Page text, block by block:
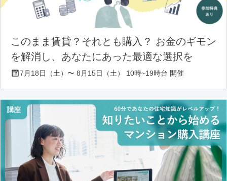
このまま賃貸？それとも購入？ お金のギモン
を解消し、あなたにあった最適な選択を
7月18日（土）〜 8月15日（土） 10時~19時台 開催